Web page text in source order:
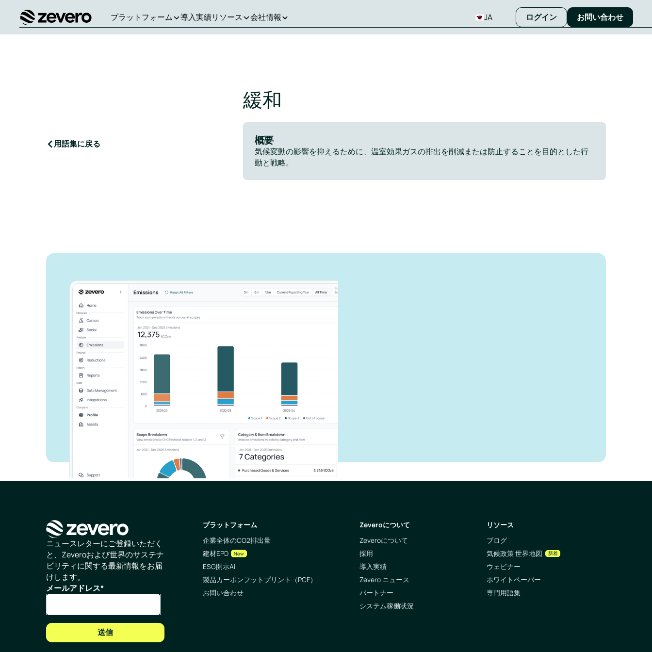
ホーム
プラットフォーム 導入実績リソース 会社情報 JA ログイン お問い合わせ
用語集に戻る
緩和
概要
気候変動の影響を抑えるために、温室効果ガスの排出を削減または防止することを目的とした行
動と戦略。
Zeveroがどのように報
告作業を効率化できる
か、ご紹介します。
ビジネスを成長させ、環境への影響を抑えま
しょう。
お問い合わせ
ホームページ
ニュースレターにご登録いただく
と、Zeveroおよび世界のサステナ
ビリティに関する最新情報をお届
けします。
メールアドレス*
プラットフォーム
企業全体のCO2排出量
建材EPD
New
ESG開示AI
製品カーボンフットプリント（PCF）
お問い合わせ
Zeveroについて
Zeveroについて
採用
導入実績
Zevero ニュース
パートナー
システム稼働状況
リソース
ブログ
気候政策 世界地図
新着
ウェビナー
ホワイトペーパー
専門用語集